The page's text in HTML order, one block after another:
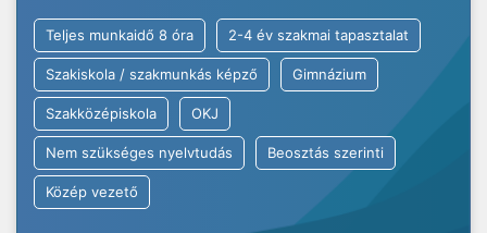
Teljes munkaidő 8 óra 2-4 év szakmai tapasztalat
Szakiskola / szakmunkás képző Gimnázium
Szakközépiskola OKJ
Nem szükséges nyelvtudás Beosztás szerinti
Közép vezető